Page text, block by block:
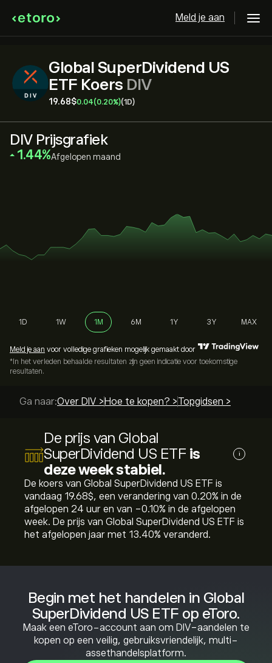
Meld je aan
Global SuperDividend US
ETF Koers DIV
19.68‎$‎0.04(0.20%)(1D)
Begin met het handelen in Global
SuperDividend US ETF op eToro.
Maak een eToro-account aan om DIV-aandelen te
kopen op een veilig, gebruiksvriendelijk, multi-
assethandelsplatform.
DIV Prijsgrafiek
‎1.44‎ Afgelopen maand
1D 1W 1M 6M 1Y 3Y MAX
Meld je aan voor volledige grafieken mogelijk gemaakt door
*In het verleden behaalde resultaten zijn geen indicatie voor toekomstige
resultaten.
Ga naar:Over DIV > Hoe te kopen? >Topgidsen >
De prijs van Global
SuperDividend US ETF is
deze week stabiel.
i
De koers van Global SuperDividend US ETF is
vandaag 19.68‎$‎, een verandering van ‎0.20‎% in de
afgelopen 24 uur en van ‎-0.10‎% in de afgelopen
week. De prijs van Global SuperDividend US ETF is
het afgelopen jaar met ‎13.40‎% veranderd.